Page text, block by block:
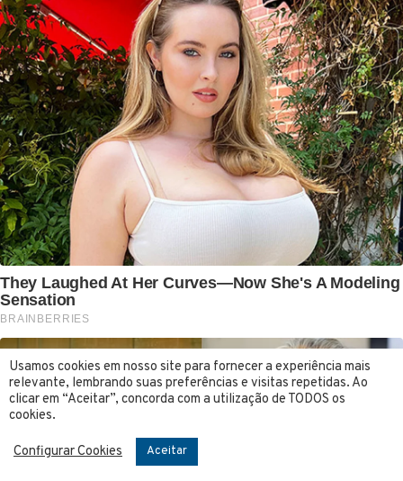
Usamos cookies em nosso site para fornecer a experiência mais
relevante, lembrando suas preferências e visitas repetidas. Ao
clicar em “Aceitar”, concorda com a utilização de TODOS os
cookies.
Configurar Cookies Aceitar